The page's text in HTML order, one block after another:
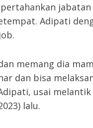
Adipati
memang dia
dan bisa
usai melantik
lalu.